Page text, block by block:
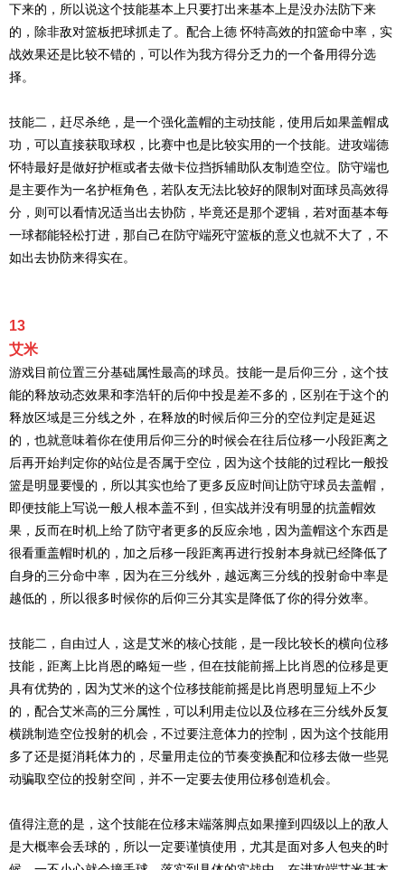
下来的，所以说这个技能基本上只要打出来基本上是没办法防下来
的，除非敌对篮板把球抓走了。配合上德 怀特高效的扣篮命中率，实
战效果还是比较不错的，可以作为我方得分乏力的一个备用得分选
择。
技能二，赶尽杀绝，是一个强化盖帽的主动技能，使用后如果盖帽成
功，可以直接获取球权，比赛中也是比较实用的一个技能。进攻端德
怀特最好是做好护框或者去做卡位挡拆辅助队友制造空位。防守端也
是主要作为一名护框角色，若队友无法比较好的限制对面球员高效得
分，则可以看情况适当出去协防，毕竟还是那个逻辑，若对面基本每
一球都能轻松打进，那自己在防守端死守篮板的意义也就不大了，不
如出去协防来得实在。
13
艾米
游戏目前位置三分基础属性最高的球员。技能一是后仰三分，这个技
能的释放动态效果和李浩轩的后仰中投是差不多的，区别在于这个的
释放区域是三分线之外，在释放的时候后仰三分的空位判定是延迟
的，也就意味着你在使用后仰三分的时候会在往后位移一小段距离之
后再开始判定你的站位是否属于空位，因为这个技能的过程比一般投
篮是明显要慢的，所以其实也给了更多反应时间让防守球员去盖帽，
即便技能上写说一般人根本盖不到，但实战并没有明显的抗盖帽效
果，反而在时机上给了防守者更多的反应余地，因为盖帽这个东西是
很看重盖帽时机的，加之后移一段距离再进行投射本身就已经降低了
自身的三分命中率，因为在三分线外，越远离三分线的投射命中率是
越低的，所以很多时候你的后仰三分其实是降低了你的得分效率。
技能二，自由过人，这是艾米的核心技能，是一段比较长的横向位移
技能，距离上比肖恩的略短一些，但在技能前摇上比肖恩的位移是更
具有优势的，因为艾米的这个位移技能前摇是比肖恩明显短上不少
的，配合艾米高的三分属性，可以利用走位以及位移在三分线外反复
横跳制造空位投射的机会，不过要注意体力的控制，因为这个技能用
多了还是挺消耗体力的，尽量用走位的节奏变换配和位移去做一些晃
动骗取空位的投射空间，并不一定要去使用位移创造机会。
值得注意的是，这个技能在位移末端落脚点如果撞到四级以上的敌人
是大概率会丢球的，所以一定要谨慎使用，尤其是面对多人包夹的时